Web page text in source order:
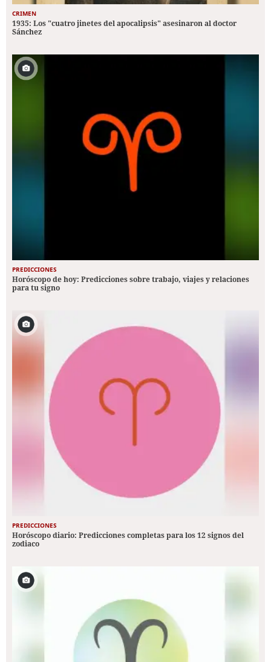
CRIMEN
1935: Los "cuatro jinetes del apocalipsis" asesinaron al doctor
Sánchez
PREDICCIONES
Horóscopo de hoy: Predicciones sobre trabajo, viajes y relaciones
para tu signo
PREDICCIONES
Horóscopo diario: Predicciones completas para los 12 signos del
zodiaco